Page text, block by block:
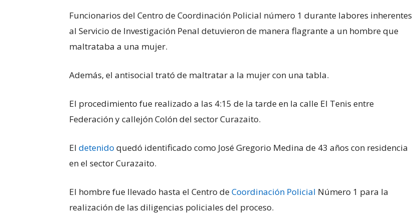
Funcionarios del Centro de Coordinación Policial número 1 durante labores inherentes
al Servicio de Investigación Penal detuvieron de manera flagrante a un hombre que
maltrataba a una mujer.
Además, el antisocial trató de maltratar a la mujer con una tabla.
El procedimiento fue realizado a las 4:15 de la tarde en la calle El Tenis entre
Federación y callejón Colón del sector Curazaito.
El detenido quedó identificado como José Gregorio Medina de 43 años con residencia
en el sector Curazaito.
El hombre fue llevado hasta el Centro deCoordinación Policial Número 1 para la
realización de las diligencias policiales del proceso.